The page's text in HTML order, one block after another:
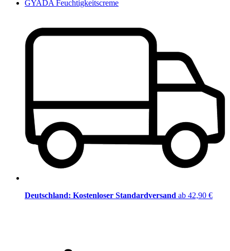
GYADA Feuchtigkeitscreme
Deutschland: Kostenloser Standardversand ab 42,90 €